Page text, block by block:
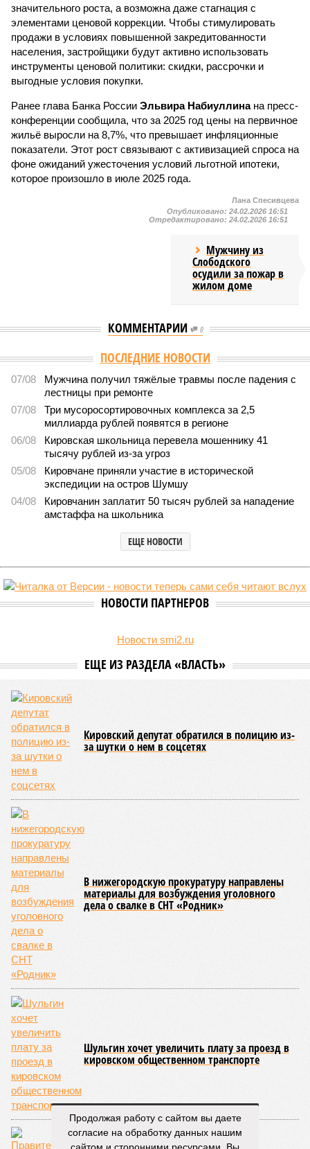
значительного роста, а возможна даже стагнация с
элементами ценовой коррекции. Чтобы стимулировать
продажи в условиях повышенной закредитованности
населения, застройщики будут активно использовать
инструменты ценовой политики: скидки, рассрочки и
выгодные условия покупки.
Ранее глава Банка России Эльвира Набиуллинана пресс-
конференции сообщила, что за 2025 год цены на первичное
жильё выросли на 8,7%, что превышает инфляционные
показатели. Этот рост связывают с активизацией спроса на
фоне ожиданий ужесточения условий льготной ипотеки,
которое произошло в июле 2025 года.
Лана Спесивцева
Опубликовано: 24.02.2026 16:51
Отредактировано: 24.02.2026 16:51
Мужчину из
Слободского
осудили за пожар в
жилом доме
КОММЕНТАРИИ 0
ПОСЛЕДНИЕ НОВОСТИ
07/08
Мужчина получил тяжёлые травмы после падения с
лестницы при ремонте
07/08
Три мусоросортировочных комплекса за 2,5
миллиарда рублей появятся в регионе
06/08
Кировская школьница перевела мошеннику 41
тысячу рублей из-за угроз
05/08
Кировчане приняли участие в исторической
экспедиции на остров Шумшу
04/08
Кировчанин заплатит 50 тысяч рублей за нападение
амстаффа на школьника
ЕЩЕ НОВОСТИ
НОВОСТИ ПАРТНЕРОВ
Новости smi2.ru
ЕЩЕ ИЗ РАЗДЕЛА «ВЛАСТЬ»
Кировский депутат обратился в полицию из-
за шутки о нем в соцсетях
В нижегородскую прокуратуру направлены
материалы для возбуждения уголовного
дела о свалке в СНТ «Родник»
Шульгин хочет увеличить плату за проезд в
кировском общественном транспорте
Продолжая работу с сайтом вы даете
согласие на обработку данных нашим
сайтом и сторонними ресурсами. Вы